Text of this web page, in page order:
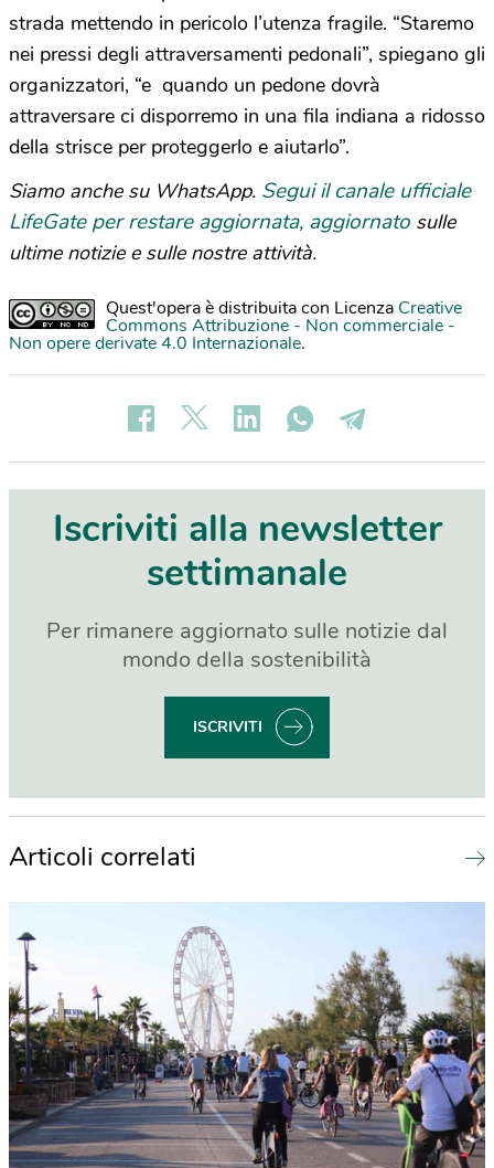
strada mettendo in pericolo l’utenza fragile. “Staremo
nei pressi degli attraversamenti pedonali”, spiegano gli
organizzatori, “e quando un pedone dovrà
attraversare ci disporremo in una fila indiana a ridosso
della strisce per proteggerlo e aiutarlo”.
Siamo anche su WhatsApp. Segui il canale ufficiale
LifeGate per restare aggiornata, aggiornato sulle
ultime notizie e sulle nostre attività.
Quest'opera è distribuita con Licenza Creative
Commons Attribuzione - Non commerciale -
Non opere derivate 4.0 Internazionale.
Iscriviti alla newsletter
settimanale
Per rimanere aggiornato sulle notizie dal
mondo della sostenibilità
ISCRIVITI
Articoli correlati